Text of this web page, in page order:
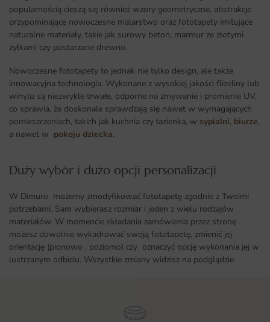
popularnością cieszą się również wzory geometryczne, abstrakcje
przypominające nowoczesne malarstwo oraz fototapety imitujące
naturalne materiały, takie jak surowy beton, marmur ze złotymi
żyłkami czy postarzane drewno.
Nowoczesne fototapety to jednak nie tylko design, ale także
innowacyjna technologia. Wykonane z wysokiej jakości flizeliny lub
winylu są niezwykle trwałe, odporne na zmywanie i promienie UV,
co sprawia, że doskonale sprawdzają się nawet w wymagających
pomieszczeniach, takich jak kuchnia czy łazienka, w sypialni, biurze,
a nawet w pokoju dziecka,
Duży wybór i dużo opcji personalizacji ​
W Dimuro możemy zmodyfikować fototapetę zgodnie z Twoimi
potrzebami. Sam wybierasz rozmiar i jeden z wielu rodzajów
materiałów. W momencie składania zamówienia przez stronę
możesz dowolnie wykadrować swoją fototapetę, zmienić jej
orientację (pionowo , poziomo) czy oznaczyć opcję wykonania jej w
lustrzanym odbiciu. Wszystkie zmiany widzisz na podglądzie.